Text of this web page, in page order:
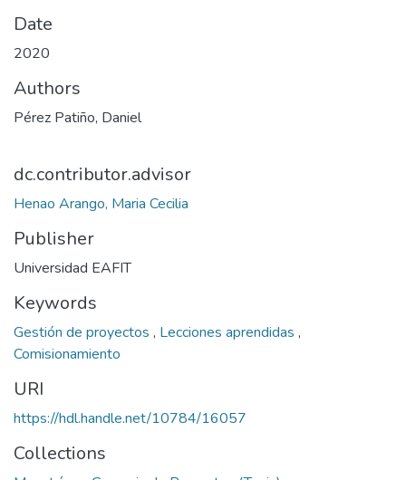
Date
2020
Authors
Pérez Patiño, Daniel
dc.contributor.advisor
Henao Arango, Maria Cecilia
Publisher
Universidad EAFIT
Keywords
Gestión de proyectos , Lecciones aprendidas ,
Comisionamiento
URI
https://hdl.handle.net/10784/16057
Collections